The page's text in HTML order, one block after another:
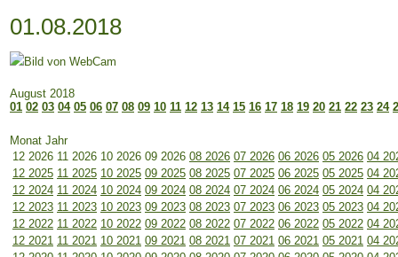
01.08.2018
August 2018
01 02 03 04 05 06 07 08 09 10 11 12 13 14 15 16 17 18 19 20 21 22 23 24
Monat Jahr
12 2026 11 2026 10 2026 09 2026 08 2026 07 2026 06 2026 05 2026 04
12 2025 11 2025 10 2025 09 2025 08 2025 07 2025 06 2025 05 2025 04
12 2024 11 2024 10 2024 09 2024 08 2024 07 2024 06 2024 05 2024 04
12 2023 11 2023 10 2023 09 2023 08 2023 07 2023 06 2023 05 2023 04
12 2022 11 2022 10 2022 09 2022 08 2022 07 2022 06 2022 05 2022 04
12 2021 11 2021 10 2021 09 2021 08 2021 07 2021 06 2021 05 2021 04